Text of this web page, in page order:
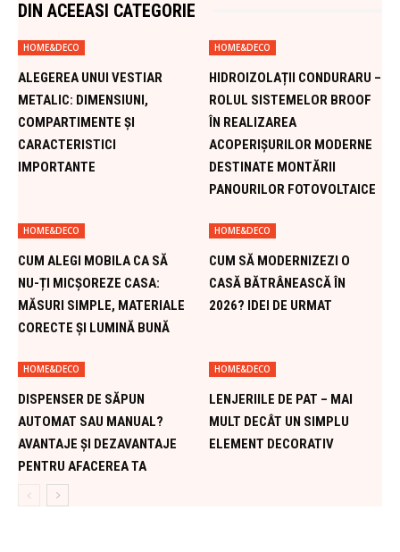
DIN ACEEASI CATEGORIE
HOME&DECO
ALEGEREA UNUI VESTIAR
METALIC: DIMENSIUNI,
COMPARTIMENTE ȘI
CARACTERISTICI
IMPORTANTE
HOME&DECO
HIDROIZOLAȚII CONDURARU –
ROLUL SISTEMELOR BROOF
ÎN REALIZAREA
ACOPERIȘURILOR MODERNE
DESTINATE MONTĂRII
PANOURILOR FOTOVOLTAICE
HOME&DECO
CUM ALEGI MOBILA CA SĂ
NU-ȚI MICȘOREZE CASA:
MĂSURI SIMPLE, MATERIALE
CORECTE ȘI LUMINĂ BUNĂ
HOME&DECO
CUM SĂ MODERNIZEZI O
CASĂ BĂTRÂNEASCĂ ÎN
2026? IDEI DE URMAT
HOME&DECO
DISPENSER DE SĂPUN
AUTOMAT SAU MANUAL?
AVANTAJE ȘI DEZAVANTAJE
PENTRU AFACEREA TA
HOME&DECO
LENJERIILE DE PAT – MAI
MULT DECÂT UN SIMPLU
ELEMENT DECORATIV